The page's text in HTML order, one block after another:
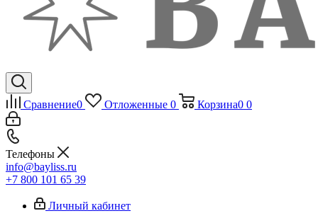
Сравнение0 Отложенные 0 Корзина0 0
Телефоны
info@bayliss.ru
+7 800 101 65 39
Личный кабинет